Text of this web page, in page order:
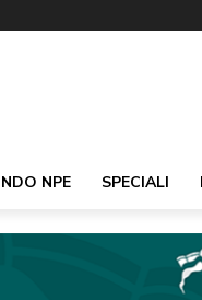
NPE SPECIALI